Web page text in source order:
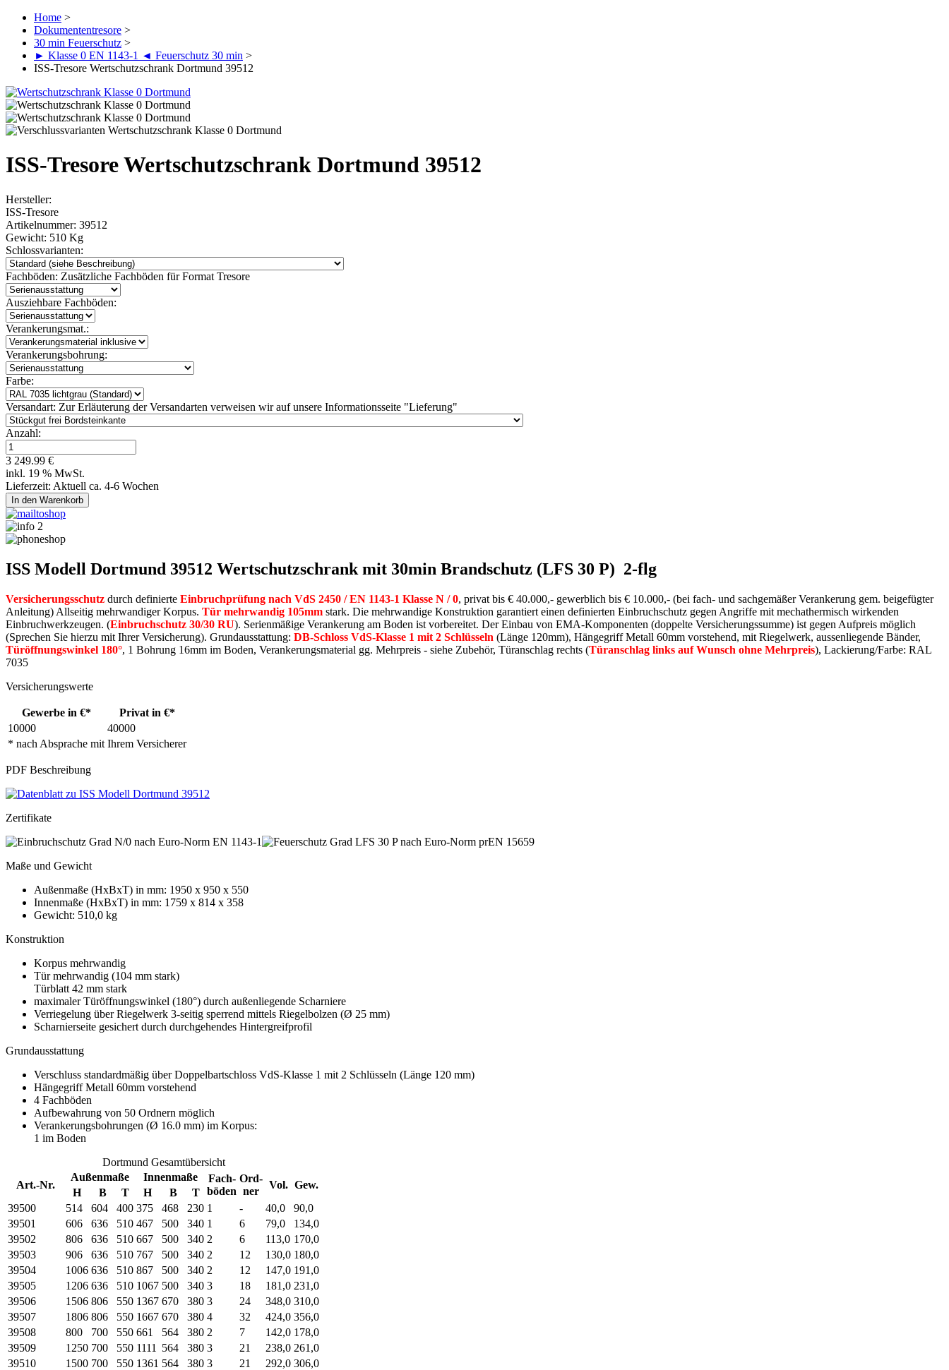
Home >
Dokumententresore >
30 min Feuerschutz >
► Klasse 0 EN 1143-1 ◄ Feuerschutz 30 min >
ISS-Tresore Wertschutzschrank Dortmund 39512
ISS-Tresore Wertschutzschrank Dortmund 39512
Hersteller:
ISS-Tresore
Artikelnummer: 39512
Gewicht: 510 Kg
Schlossvarianten:
Fachböden: Zusätzliche Fachböden für Format Tresore
Ausziehbare Fachböden:
Verankerungsmat.:
Verankerungsbohrung:
Farbe:
Versandart: Zur Erläuterung der Versandarten verweisen wir auf unsere Informationsseite "Lieferung"
Anzahl:
3 249.99 €
inkl. 19 % MwSt.
Lieferzeit: Aktuell ca. 4-6 Wochen
ISS Modell Dortmund 39512 Wertschutzschrank mit 30min Brandschutz (LFS 30 P) 2-flg
Versicherungsschutz durch definierte Einbruchprüfung nach VdS 2450 / EN 1143-1 Klasse N / 0, privat bis € 40.000,- gewerblich bis € 10.000,- (bei fach- und sachgemäßer Verankerung gem. beigefügter
Anleitung) Allseitig mehrwandiger Korpus. Tür mehrwandig 105mm stark. Die mehrwandige Konstruktion garantiert einen definierten Einbruchschutz gegen Angriffe mit mechathermisch wirkenden
Einbruchwerkzeugen. (Einbruchschutz 30/30 RU). Serienmäßige Verankerung am Boden ist vorbereitet. Der Einbau von EMA-Komponenten (doppelte Versicherungssumme) ist gegen Aufpreis möglich
(Sprechen Sie hierzu mit Ihrer Versicherung). Grundausstattung: DB-Schloss VdS-Klasse 1 mit 2 Schlüsseln (Länge 120mm), Hängegriff Metall 60mm vorstehend, mit Riegelwerk, aussenliegende Bänder,
Türöffnungswinkel 180°, 1 Bohrung 16mm im Boden, Verankerungsmaterial gg. Mehrpreis - siehe Zubehör, Türanschlag rechts (Türanschlag links auf Wunsch ohne Mehrpreis), Lackierung/Farbe: RAL
7035
Versicherungswerte
Gewerbe in €* Privat in €*
* nach Absprache mit Ihrem Versicherer
10000 40000
PDF Beschreibung
Zertifikate
Maße und Gewicht
Außenmaße (HxBxT) in mm: 1950 x 950 x 550
Innenmaße (HxBxT) in mm: 1759 x 814 x 358
Gewicht: 510,0 kg
Konstruktion
Korpus mehrwandig
Tür mehrwandig (104 mm stark)
Türblatt 42 mm stark
maximaler Türöffnungswinkel (180°) durch außenliegende Scharniere
Verriegelung über Riegelwerk 3-seitig sperrend mittels Riegelbolzen (Ø 25 mm)
Scharnierseite gesichert durch durchgehendes Hintergreifprofil
Grundausstattung
Verschluss standardmäßig über Doppelbartschloss VdS-Klasse 1 mit 2 Schlüsseln (Länge 120 mm)
Hängegriff Metall 60mm vorstehend
4 Fachböden
Aufbewahrung von 50 Ordnern möglich
Verankerungsbohrungen (Ø 16.0 mm) im Korpus:
1 im Boden
Dortmund Gesamtübersicht
Art.-Nr.
Außenmaße Innenmaße
Fach-
böden
Ord-
ner
Vol. Gew.
H B T H B
T
39500
514 604 400 375 468 230 1 - 40,0
90,0
39501
606 636 510 467 500 340 1 6 79,0
134,0
39502
806 636 510 667 500 340 2 6 113,0 170,0
39503
906 636 510 767 500 340 2 12 130,0 180,0
39504
1006 636 510 867 500 340 2 12 147,0 191,0
39505
1206 636 510 1067 500 340 3 18 181,0 231,0
39506
1506 806 550 1367 670 380 3 24 348,0 310,0
39507
1806 806 550 1667 670 380 4 32 424,0 356,0
39508
800 700 550 661 564 380 2 7 142,0 178,0
39509
1250 700 550 1111 564 380 3 21 238,0 261,0
39510
1500 700 550 1361 564 380 3 21 292,0 306,0